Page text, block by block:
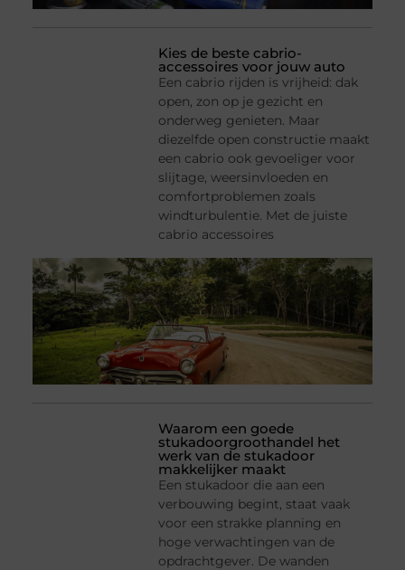
Kies de beste cabrio-
accessoires voor jouw auto
Een cabrio rijden is vrijheid: dak
open, zon op je gezicht en
onderweg genieten. Maar
diezelfde open constructie maakt
een cabrio ook gevoeliger voor
slijtage, weersinvloeden en
comfortproblemen zoals
windturbulentie. Met de juiste
cabrio accessoires
Waarom een goede
stukadoorgroothandel het
werk van de stukadoor
makkelijker maakt
Een stukadoor die aan een
verbouwing begint, staat vaak
voor een strakke planning en
hoge verwachtingen van de
opdrachtgever. De wanden